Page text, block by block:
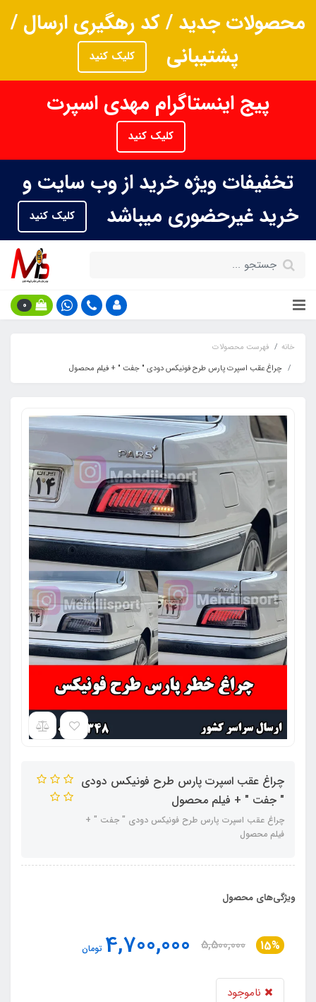
محصولات جدید / کد رهگیری ارسال /
پشتیبانی
کلیک کنید
پیج اینستاگرام مهدی اسپرت
کلیک کنید
تخفیفات ویژه خرید از وب سایت و
خرید غیرحضوری میباشد
کلیک کنید
0
خانه
فهرست محصولات
چراغ عقب اسپرت پارس طرح فونیکس دودی " جفت " + فیلم محصول
چراغ عقب اسپرت پارس طرح فونیکس دودی
" جفت " + فیلم محصول
چراغ عقب اسپرت پارس طرح فونیکس دودی " جفت " +
فیلم محصول
ویژگی‌های محصول
15%
5,500,000
4,700,000 تومان
ناموجود